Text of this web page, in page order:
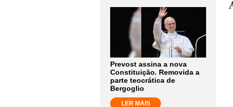
Prevost assina a nova
Constituição. Removida a
parte teocrática de
Bergoglio
LER MAIS